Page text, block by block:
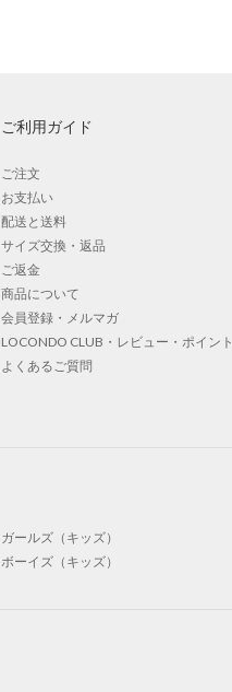
ご利用ガイド
ご注文
お支払い
配送と送料
サイズ交換・返品
ご返金
商品について
会員登録・メルマガ
LOCONDO CLUB・レビュー・ポイント
よくあるご質問
ガールズ（キッズ）
ボーイズ（キッズ）